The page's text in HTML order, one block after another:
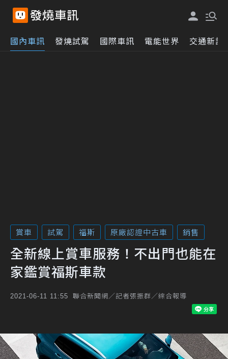
國內車訊 發燒試駕 國際車訊 電能世界 交通新訊
賞車 試駕 福斯 原廠認證中古車 銷售
全新線上賞車服務！不出門也能在
家鑑賞福斯車款
2021-06-11 11:55 聯合新聞網／記者張振群／綜合報導